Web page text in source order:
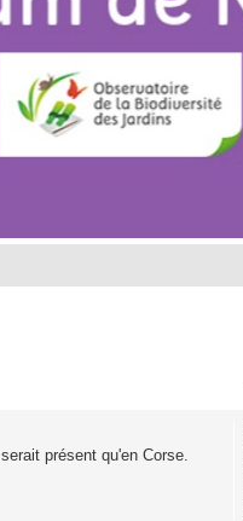
serait présent qu'en Corse.